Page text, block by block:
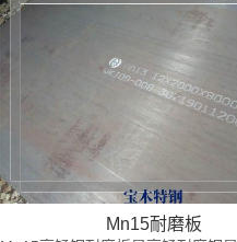
Mn15耐磨板